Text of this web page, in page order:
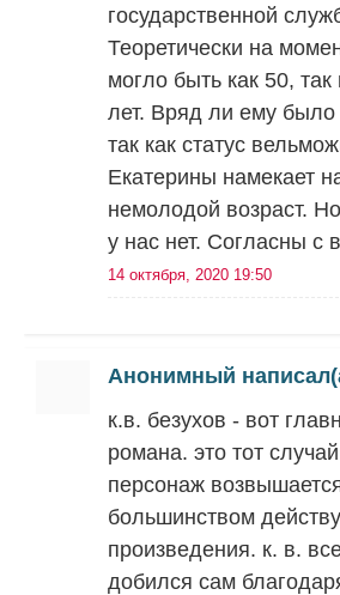
государственной
Теоретически на
могло быть как 50,
лет. Вряд ли ему
так как статус
Екатерины намекает
немолодой возраст.
у нас нет. Согласны с
14 октября, 2020 19:50
Анонимный
к.в. безухов - вот
романа. это тот
персонаж
большинством
произведения. к. в.
добился сам